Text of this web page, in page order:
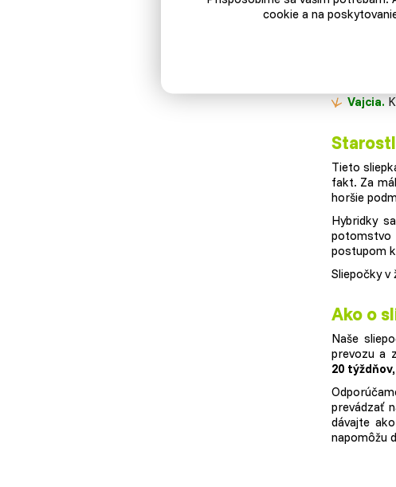
Vajcia.
Tieto
fakt. Za
horšie
Hybridky sa
potomstvo
postupom
Sliepočky v
Ako o
Naše
prevozu a
20 týždňov,
prevádzať
dávajte
napomôžu
cookie a na